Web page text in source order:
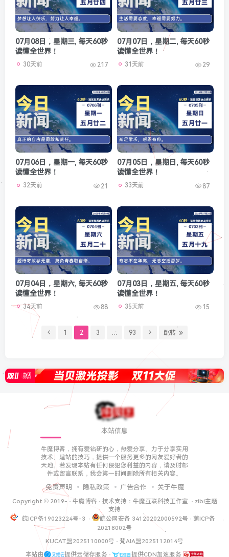
07月08日，星期三, 每天60秒
读懂全世界！
30天前 217
07月07日，星期二, 每天60秒
读懂全世界！
31天前 29
07月06日，星期一, 每天60秒
读懂全世界！
32天前 21
07月05日，星期日, 每天60秒
读懂全世界！
33天前 87
07月04日，星期六, 每天60秒
读懂全世界！
34天前 88
07月03日，星期五, 每天60秒
读懂全世界！
35天前 15
1 2 3 … 93 跳转
本站信息
牛魔博客，拥有爱钻研的心，热爱分享、力于分享实用
技术、建站的技巧，提供一个服务更多的网友爱好者的
天地。若发现本站有任何侵犯您利益的内容，请及时邮
件或留言联系，我会第一时间删除所有相关内容。
免责声明 隐私政策 广告合作 关于牛魔
Copyright © 2019- · 牛魔博客 · 技术支持： 牛魔互联科技工作室 · zibi主题
支持
皖ICP备19023224号-3 · 皖公网安备 34120202000592号 · 萌ICP备
20218002号
KUCAT盟2025110000号 · 梵AIA盟2025112014号
本站由
提供云储存服务 · 提供CDN加速服务